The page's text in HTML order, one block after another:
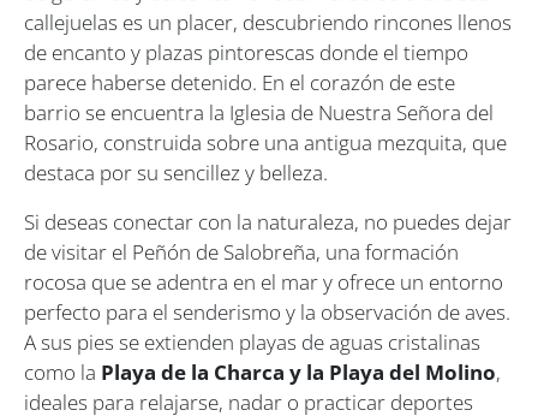
callejuelas es un placer, descubriendo rincones llenos
de encanto y plazas pintorescas donde el tiempo
parece haberse detenido. En el corazón de este
barrio se encuentra la Iglesia de Nuestra Señora del
Rosario, construida sobre una antigua mezquita, que
destaca por su sencillez y belleza.
Si deseas conectar con la naturaleza, no puedes dejar
de visitar el Peñón de Salobreña, una formación
rocosa que se adentra en el mar y ofrece un entorno
perfecto para el senderismo y la observación de aves.
A sus pies se extienden playas de aguas cristalinas
como la Playa de la Charca y la Playa del Molino,
ideales para relajarse, nadar o practicar deportes